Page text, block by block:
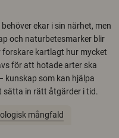
ekar i sin närhet, men
och naturbetesmarker blir
forskare kartlagt hur mycket
för att hotade arter ska
kunskap som kan hjälpa
sätta in rätt åtgärder i tid.
mångfald